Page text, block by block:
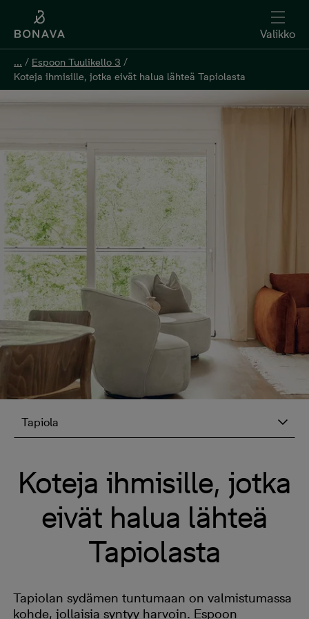
Valikko
... / Espoon Tuulikello 3 /
Koteja ihmisille, jotka eivät halua lähteä Tapiolasta
Tapiola
Koteja ihmisille, jotka
eivät halua lähteä
Tapiolasta
Tapiolan sydämen tuntumaan on valmistumassa
kohde, jollaisia syntyy harvoin. Espoon